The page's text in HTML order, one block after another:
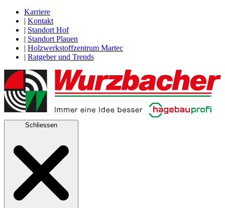
Karriere
| Kontakt
| Standort Hof
| Standort Plauen
| Holzwerkstoffzentrum Martec
| Ratgeber und Trends
Schliessen